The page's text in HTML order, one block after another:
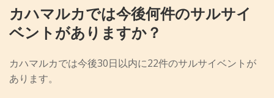
カハマルカでは今後何件のサルサイ
ベントがありますか？
カハマルカでは今後30日以内に22件のサルサイベントが
あります。